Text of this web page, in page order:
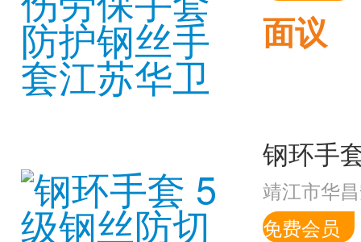
面议
靖江市华
免费会员